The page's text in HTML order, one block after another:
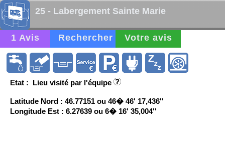
25 - Labergement Sainte Marie
1 Avis Rechercher Votre avis
Etat : Lieu visité par l'équipe
Latitude Nord : 46.77151 ou 46� 46' 17,436''
Longitude Est : 6.27639 ou 6� 16' 35,004''